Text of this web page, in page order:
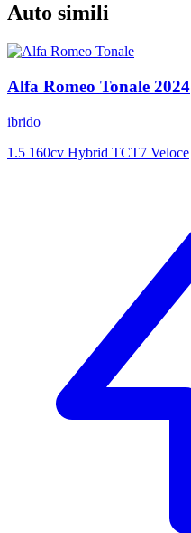
Auto simili
Alfa Romeo Tonale 2024
ibrido
1.5 160cv Hybrid TCT7 Veloce